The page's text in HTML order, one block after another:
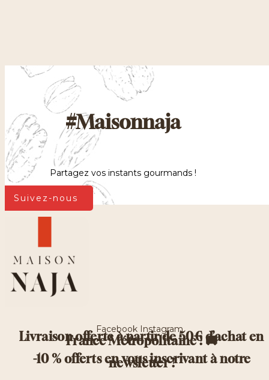
#Maisonnaja
Partagez vos instants gourmands !
Suivez-nous
Facebook Instagram
Livraison offerte à partir de 50€ d’achat en
France Métropolitaine ! 🚚
-10 % offerts en vous inscrivant à notre
newsletter !